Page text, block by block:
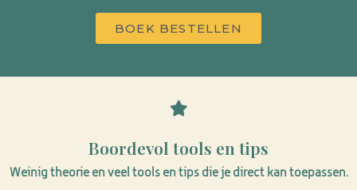
BOEK BESTELLEN
Boordevol tools en tips
Weinig theorie en veel tools en tips die je direct kan toepassen.